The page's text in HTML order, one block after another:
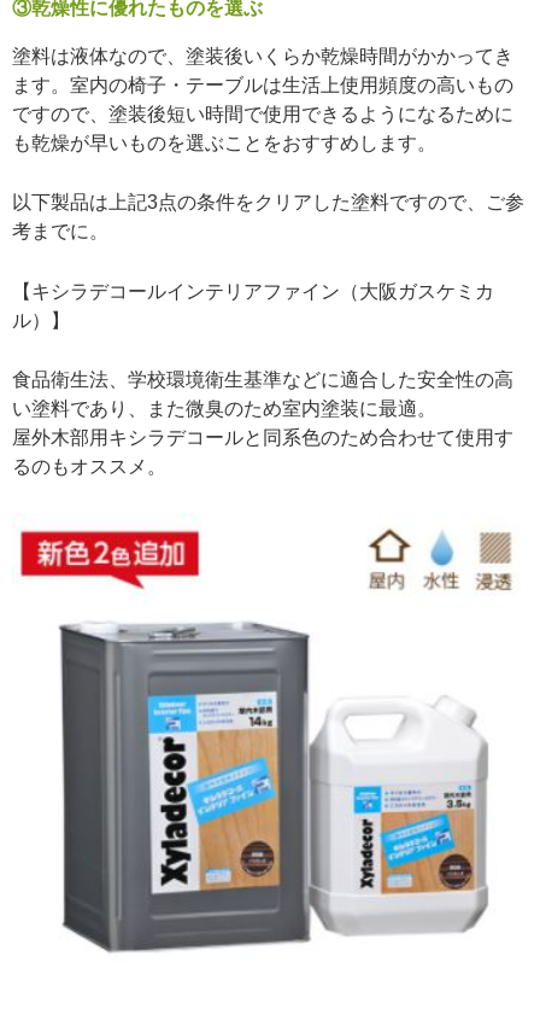
③乾燥性に優れたものを選ぶ
塗料は液体なので、塗装後いくらか乾燥時間がかかってき
ます。室内の椅子・テーブルは生活上使用頻度の高いもの
ですので、塗装後短い時間で使用できるようになるために
も乾燥が早いものを選ぶことをおすすめします。
以下製品は上記3点の条件をクリアした塗料ですので、ご参
考までに。
【キシラデコールインテリアファイン（大阪ガスケミカ
ル）】
食品衛生法、学校環境衛生基準などに適合した安全性の高
い塗料であり、また微臭のため室内塗装に最適。
屋外木部用キシラデコールと同系色のため合わせて使用す
るのもオススメ。